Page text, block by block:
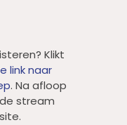
Klikt
link naar
. Na afloop
stream